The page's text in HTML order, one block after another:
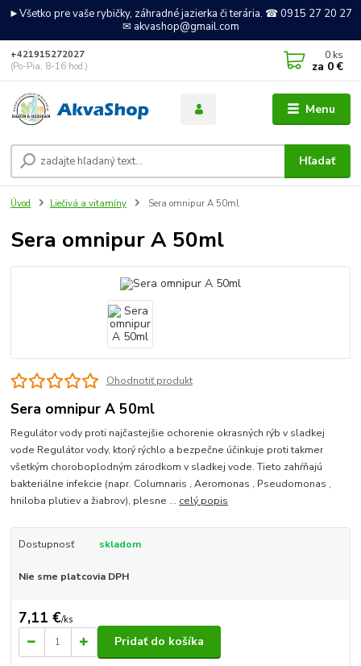
►Všetko pre vaše rybičky, záhradné jazierka či terária. ☎ 0915 27 20 27
✉ akvashop@gmail.com
Menu
Hľadať
+421915272027
(Po-Pia, 8-16 hod.)
0 ks
za 0 €
Úvod Liečivá a vitamíny Sera omnipur A 50ml
Sera omnipur A 50ml
Ohodnotiť produkt
Sera omnipur A 50ml
Regulátor vody proti najčastejšie ochorenie okrasných rýb v sladkej
vode Regulátor vody, ktorý rýchlo a bezpečne účinkuje proti takmer
všetkým choroboplodným zárodkom v sladkej vode. Tieto zahŕňajú
bakteriálne infekcie (napr. Columnaris , Aeromonas , Pseudomonas ,
hniloba plutiev a žiabrov), plesne ... celý popis
Dostupnosť skladom
Nie sme platcovia DPH
7,11 €/ks
Pridať do košíka